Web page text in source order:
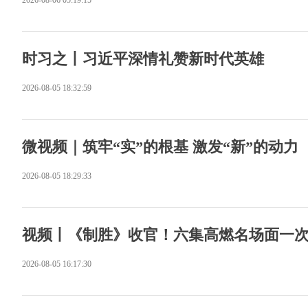
时习之丨习近平深情礼赞新时代英雄
2026-08-05 18:32:59
微视频｜筑牢“实”的根基 激发“新”的动力
2026-08-05 18:29:33
视频丨《制胜》收官！六集高燃名场面一
2026-08-05 16:17:30